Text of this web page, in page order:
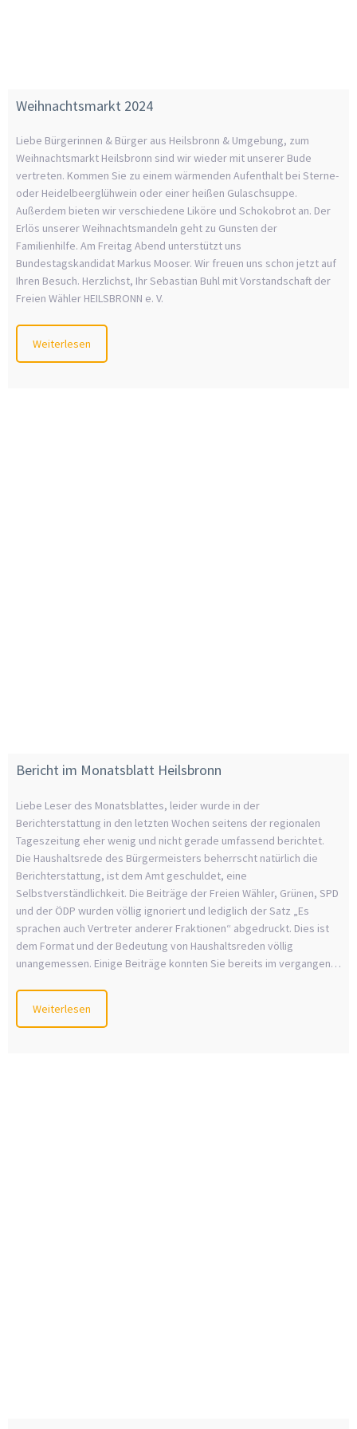
Weihnachtsmarkt 2024
Liebe Bürgerinnen & Bürger aus Heilsbronn & Umgebung, zum
Weihnachtsmarkt Heilsbronn sind wir wieder mit unserer Bude
vertreten. Kommen Sie zu einem wärmenden Aufenthalt bei Sterne-
oder Heidelbeerglühwein oder einer heißen Gulaschsuppe.
Außerdem bieten wir verschiedene Liköre und Schokobrot an. Der
Erlös unserer Weihnachtsmandeln geht zu Gunsten der
Familienhilfe. Am Freitag Abend unterstützt uns
Bundestagskandidat Markus Mooser. Wir freuen uns schon jetzt auf
Ihren Besuch. Herzlichst, Ihr Sebastian Buhl mit Vorstandschaft der
Freien Wähler HEILSBRONN e. V.
Weiterlesen
Bericht im Monatsblatt Heilsbronn
Liebe Leser des Monatsblattes, leider wurde in der
Berichterstattung in den letzten Wochen seitens der regionalen
Tageszeitung eher wenig und nicht gerade umfassend berichtet.
Die Haushaltsrede des Bürgermeisters beherrscht natürlich die
Berichterstattung, ist dem Amt geschuldet, eine
Selbstverständlichkeit. Die Beiträge der Freien Wähler, Grünen, SPD
und der ÖDP wurden völlig ignoriert und lediglich der Satz „Es
sprachen auch Vertreter anderer Fraktionen“ abgedruckt. Dies ist
dem Format und der Bedeutung von Haushaltsreden völlig
unangemessen. Einige Beiträge konnten Sie bereits im vergangen…
Weiterlesen